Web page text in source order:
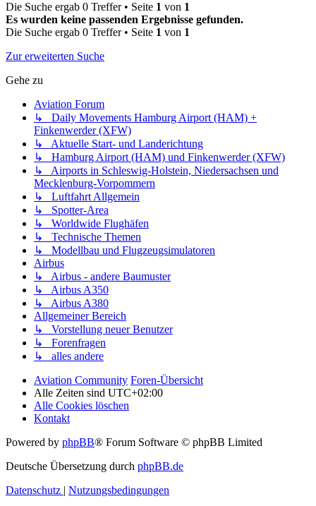
Die Suche ergab 0 Treffer • Seite 1 von 1
Es wurden keine passenden Ergebnisse gefunden.
Die Suche ergab 0 Treffer • Seite 1 von 1
Zur erweiterten Suche
Gehe zu
Aviation Forum
↳ Daily Movements Hamburg Airport (HAM) +
Finkenwerder (XFW)
↳ Aktuelle Start- und Landerichtung
↳ Hamburg Airport (HAM) und Finkenwerder (XFW)
↳ Airports in Schleswig-Holstein, Niedersachsen und
Mecklenburg-Vorpommern
↳ Luftfahrt Allgemein
↳ Spotter-Area
↳ Worldwide Flughäfen
↳ Technische Themen
↳ Modellbau und Flugzeugsimulatoren
Airbus
↳ Airbus - andere Baumuster
↳ Airbus A350
↳ Airbus A380
Allgemeiner Bereich
↳ Vorstellung neuer Benutzer
↳ Forenfragen
↳ alles andere
Aviation Community Foren-Übersicht
Alle Zeiten sind UTC+02:00
Alle Cookies löschen
Kontakt
Powered by phpBB® Forum Software © phpBB Limited
Deutsche Übersetzung durch phpBB.de
Datenschutz | Nutzungsbedingungen